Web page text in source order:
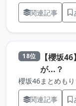
関連記事
18位
【櫻坂
が...？
櫻坂46まとめもり
関連記事